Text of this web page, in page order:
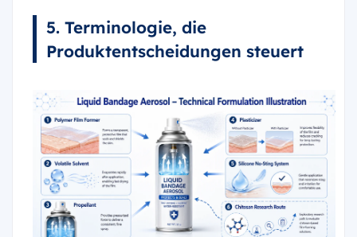
5. Terminologie, die
Produktentscheidungen steuert